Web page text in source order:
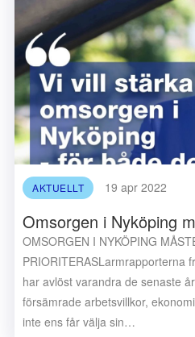
AKTUELLT 19 apr 2022
Omsorgen i Nyköping
OMSORGEN I NYKÖPING
PRIORITERASLarmrapporterna
har avlöst varandra de senaste
försämrade arbetsvillkor,
inte ens får välja sin…